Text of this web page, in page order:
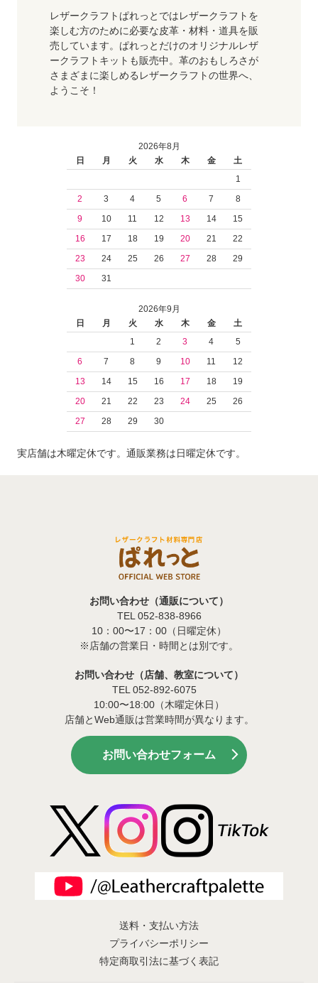
レザークラフトぱれっとではレザークラフトを
楽しむ方のために必要な皮革・材料・道具を販
売しています。ぱれっとだけのオリジナルレザ
ークラフトキットも販売中。革のおもしろさが
さまざまに楽しめるレザークラフトの世界へ、
ようこそ！
2026年8月
日
月 火 水 木 金
土
1
2
3 4 5 6 7
8
9
10 11 12 13 14
15
16
17 18 19 20 21
22
23
24 25 26 27 28
29
30
31
2026年9月
日
月 火 水 木 金
土
1
2 3 4
5
6
7 8 9 10 11
12
13
14 15 16 17 18
19
20
21 22 23 24 25
26
27
28 29 30
実店舗は木曜定休です。通販業務は日曜定休です。
お問い合わせ（通販について）
TEL 052-838-8966
10：00〜17：00（日曜定休）
※店舗の営業日・時間とは別です。
お問い合わせ（店舗、教室について）
TEL 052-892-6075
10:00〜18:00（木曜定休日）
店舗とWeb通販は営業時間が異なります。
お問い合わせフォーム
送料・支払い方法
プライバシーポリシー
特定商取引法に基づく表記